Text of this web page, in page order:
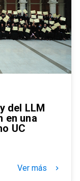
del LLM
en una
UC
Ver más keyboard_arrow_right